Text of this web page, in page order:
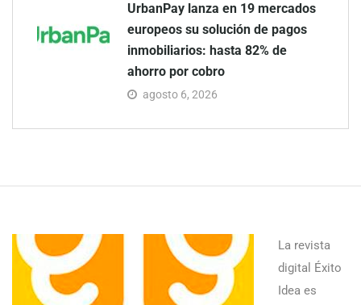
UrbanPay lanza en 19 mercados
europeos su solución de pagos
inmobiliarios: hasta 82% de
ahorro por cobro
agosto 6, 2026
La revista
digital Éxito
Idea es